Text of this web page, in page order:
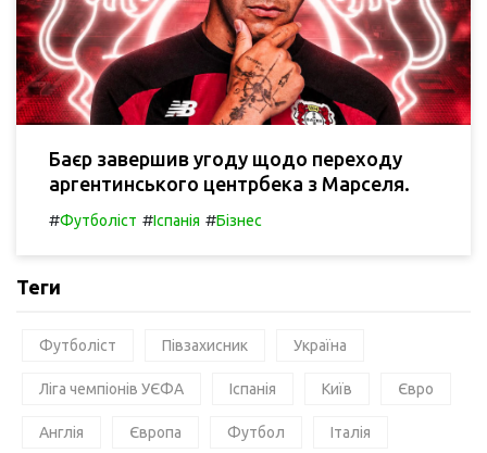
Баєр завершив угоду щодо переходу
аргентинського центрбека з Марселя.
#Футболіст #Іспанія #Бізнес
Теги
Футболіст Півзахисник Україна
Ліга чемпіонів УЄФА Іспанія Київ Євро
Англія Європа Футбол Італія